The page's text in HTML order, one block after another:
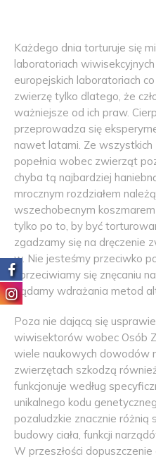
Każdego dnia torturuje się
laboratoriach
europejskich laboratoriach
zwierzę tylko dlatego, że
ważniejsze od ich praw.
przeprowadza się
nawet latami. Ze wszystkich
popełnia wobec zwierząt
chyba tą najbardziej
mrocznym rozdziałem
wszechobecnym
tylko po to, by być
zgadzamy się na dręczenie
w. Nie jesteśmy przeciwko
sprzeciwiamy się znęcaniu
Żądamy wdrażania metod
Poza nie dającą się
wiwisektorów wobec Osób
wiele naukowych dowodów
zwierzętach szkodzą
funkcjonuje według
unikalnego kodu
pozaludzkie znacznie różnią
budowy ciała, funkcji
W przeszłości